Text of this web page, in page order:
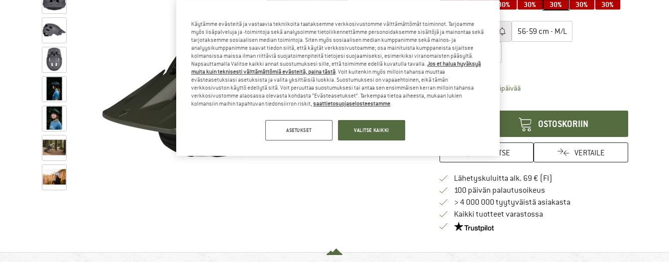
30% 30% 30% 30% 30%
53-56 cm - S/M 56-59 cm - M/L
59-61 cm - L/XL
Kokotaulukko
Toimitusaika: 6-8 arkipäivääLinkki avautuu tietokentässä ja sisältää
OSTOSKORIIN
MERKITSE VERTAILE
Lähetyskuluitta alk. 69 € (FI)
100 päivän palautusoikeusSiirry palautusoikeuteen täältä
> 4 000 000 tyytyväistä asiakasta
Kaikki tuotteet varastossa
Meillä on Trustpilot -sertifiointi - lue lisää tästä!
Käytämme evästeitä ja vastaavia tekniikoita taataksemme verkkosivustomme välttämättömät toiminnot. Tarjoamme
myös lisäpalveluja ja -toimintoja sekä analysoimme tietoliikennettämme personoidaksemme sisältöjä ja mainontaa sekä
tarjotaksemme sosiaalisen median toimintoja. Siten myös sosiaalisen median kumppanimme sekä mainos- ja
analyysikumppanimme saavat tiedon siitä, että käytät verkkosivustoamme; osa mainituista kumppaneista sijaitsee
kolmansissa maissa ilman riittäviä suojatoimenpiteitä tietojesi suojaamiseksi, esimerkiksi viranomaisten pääsyltä.
Napsauttamalla Valitse kaikki annat suostumuksesi sille, että toimimme edellä kuvatulla tavalla. Jos et halua hyväksyä
muita kuin teknisesti välttämättömiä evästeitä, paina tästä. Voit kuitenkin myös milloin tahansa muuttaa
evästeasetuksiasi asetuksista ja valita yksittäisiä luokkia. Suostumuksesi on vapaaehtoinen, eikä tämän
verkkosivuston käyttö edellytä sitä. Voit peruuttaa suostumuksesi tai antaa sen ensimmäisen kerran milloin tahansa
verkkosivustomme alaosassa olevasta kohdasta ”Evästeasetukset”. Tarkempaa tietoa aiheesta, mukaan lukien
kolmansiin maihin tapahtuvan tiedonsiirron riskit, saattietosuojaselosteestamme.
ASETUKSET VALITSE KAIKKI